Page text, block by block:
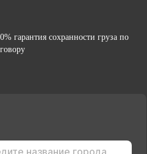
гарантия сохранности груза по